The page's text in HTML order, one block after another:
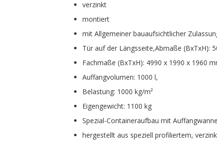
verzinkt
montiert
mit Allgemeiner bauaufsichtlicher
Tür auf der Längsseite,Abmaße (BxTxH):
Fachmaße (BxTxH): 4990 x 1990 x 1960
Auffangvolumen: 1000 l,
Belastung: 1000 kg/m²
Eigengewicht: 1100 kg
Spezial-Containeraufbau mit Auffangwanne
hergestellt aus speziell profiliertem,